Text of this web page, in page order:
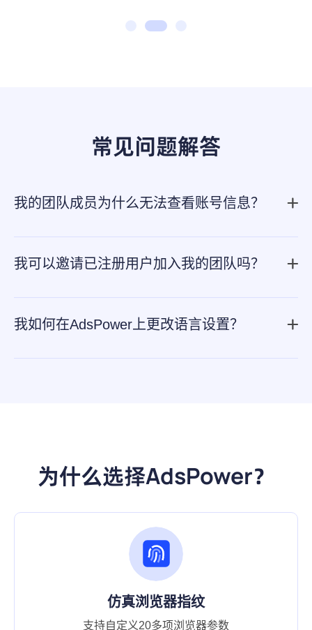
常见问题解答
我的团队成员为什么无法查看账号信息？
如果您是团队的管理员，您需要对您的团队成员进行账号
授权，这样他/她才可以查看和使用账号信息，目前
我可以邀请已注册用户加入我的团队吗？
不好意思，您不能邀请已经注册的用户加入您的团队，即
不要邀请已经在 AdsPower 注册过的电子邮件地址进入团
我如何在AdsPower上更改语言设置？
如果您打算更改 AdsPower 软件的语言，请点击右上角的
为什么选择AdsPower？
仿真浏览器指纹
支持自定义20多项浏览器参数